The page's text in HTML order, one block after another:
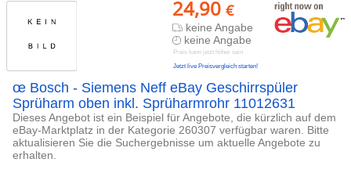
24,90 €
keine Angabe
keine Angabe
Preis kann jetzt höher sein
Jetzt live Preisvergleich starten!
œ Bosch - Siemens Neff eBay Geschirrspüler
Sprüharm oben inkl. Sprüharmrohr 11012631
Dieses Angebot ist ein Beispiel für Angebote, die kürzlich auf dem
eBay-Marktplatz in der Kategorie 260307 verfügbar waren. Bitte
aktualisieren Sie die Suchergebnisse um aktuelle Angebote zu
erhalten.